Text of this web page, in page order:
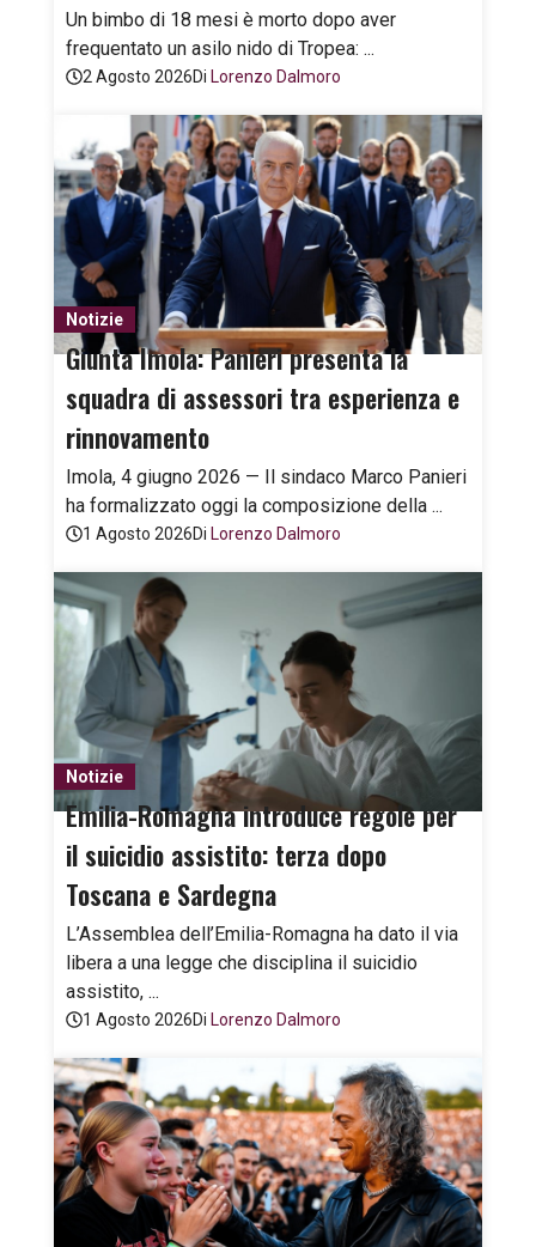
Un bimbo di 18 mesi è morto dopo aver
frequentato un asilo nido di Tropea: ...
2 Agosto 2026Di Lorenzo Dalmoro
Notizie
Giunta Imola: Panieri presenta la
squadra di assessori tra esperienza e
rinnovamento
Imola, 4 giugno 2026 — Il sindaco Marco Panieri
ha formalizzato oggi la composizione della ...
1 Agosto 2026Di Lorenzo Dalmoro
Notizie
Emilia-Romagna introduce regole per
il suicidio assistito: terza dopo
Toscana e Sardegna
L’Assemblea dell’Emilia-Romagna ha dato il via
libera a una legge che disciplina il suicidio
assistito, ...
1 Agosto 2026Di Lorenzo Dalmoro